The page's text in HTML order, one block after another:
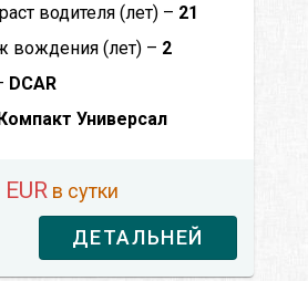
водителя (лет) – 21
вождения (лет) – 2
DCAR
Универсал
EUR в сутки
ДЕТАЛЬНЕЙ